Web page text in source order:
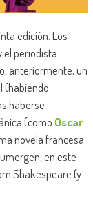
edición. Los
el periodista
anteriormente, un
(habiendo
haberse
(como Oscar
novela francesa
en este
Shakespeare (y